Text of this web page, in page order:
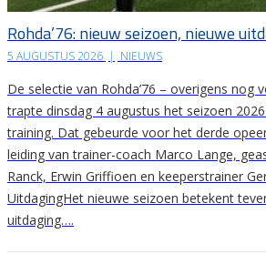
Rohda’76: nieuw seizoen, nieuwe
5 AUGUSTUS 2026 | NIEUWS
De selectie van Rohda’76 – overigens nog
trapte dinsdag 4 augustus het seizoen
training. Dat gebeurde voor het derde
leiding van trainer-coach Marco Lange,
Ranck, Erwin Griffioen en keeperstrainer
UitdagingHet nieuwe seizoen betekent
uitdaging….